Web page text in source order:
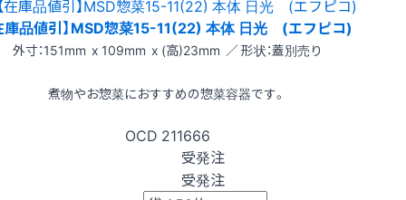
庫品値引】MSD惣菜15-11(22) 本体 日光 (エフピコ)
外寸：151mm x 109mm x (高)23mm ／ 形状：蓋別売り
煮物やお惣菜におすすめの惣菜容器です。
OCD 211666
受発注
受発注